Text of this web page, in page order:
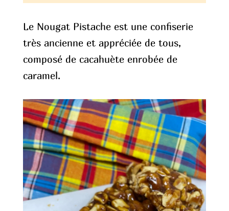
Le Nougat Pistache est une confiserie
très ancienne et appréciée de tous,
composé de cacahuète enrobée de
caramel.